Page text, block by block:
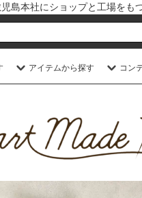
島本社にショップと工場を
アイテムから探す コン